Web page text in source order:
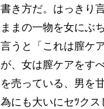
書き方だ。はっきり
ままの一物を女にぶ
言うと「これは膣ケ
が、女は膣ケアをす
を売っている、男を
為にも大いにセﾂクス